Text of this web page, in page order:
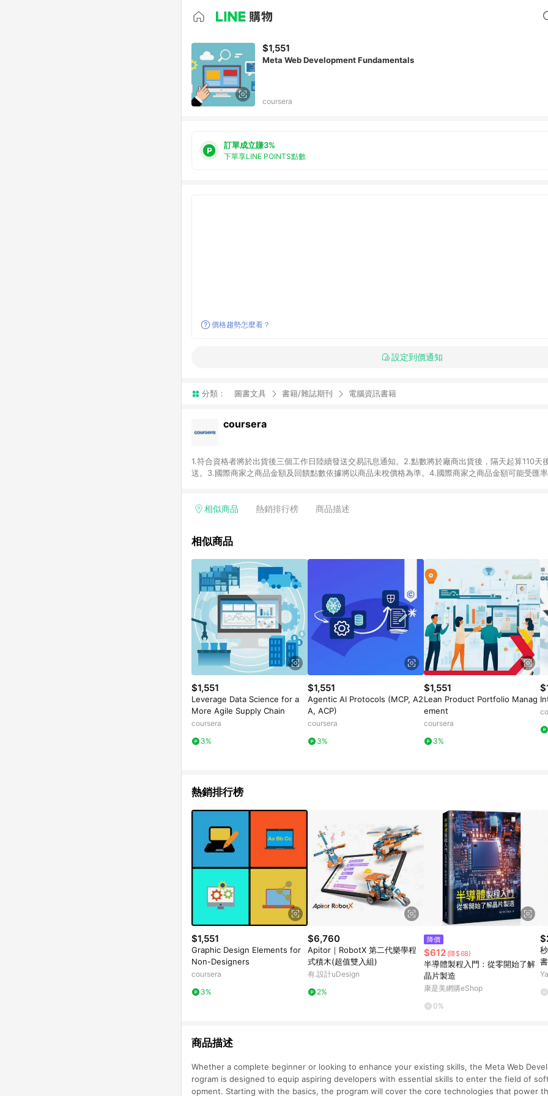
$1,551
Meta Web Development Fundamentals
coursera
訂單成立賺3%
下單享LINE POINTS點數
價格趨勢怎麼看？
設定到價通知
分類： 圖書文具 書籍/雜誌期刊 電腦資訊書籍
coursera
1.符合資格者將於出貨後三個工作日陸續發送交易訊息通知。2.點數將於廠商出貨後，隔天起算110天
送。3.國際商家之商品金額及回饋點數依據將以商品未稅價格為準。4.國際商家之商品金額可能受匯
即點數回饋計算並非以coursera實際購買商品數量拆分計算 。7. 同6說明，訂單完成後的顯示金額可
相似商品 熱銷排行榜 商品描述
相似商品
$1,551
Leverage Data Science for a
More Agile Supply Chain
coursera
3%
$1,551
Agentic AI Protocols (MCP, A2
A, ACP)
coursera
3%
$1,551
Lean Product Portfolio Manag
ement
coursera
3%
熱銷排行榜
$1,551
Graphic Design Elements for
Non-Designers
coursera
3%
$6,760
Apitor｜RobotX 第二代樂學程
式積木(超值雙入組)
有.設計uDesign
2%
降價
$612 (降$68)
半導體製程入門：從零開始了解
晶片製造
康是美網購eShop
0%
商品描述
Whether a complete beginner or looking to enhance your existing skills, the Meta Web
rogram is designed to equip aspiring developers with essential skills to enter the field of
opment. Starting with the basics, the program will cover the core technologies that power